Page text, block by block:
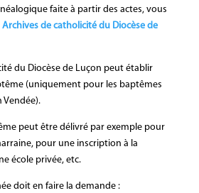
faite à partir des actes, vous
Archives de catholicité du Diocèse de
du Diocèse de Luçon peut établir
(uniquement pour les baptêmes
Vendée).
peut être délivré par exemple pour
pour une inscription à la
école privée, etc.
doit en faire la demande :